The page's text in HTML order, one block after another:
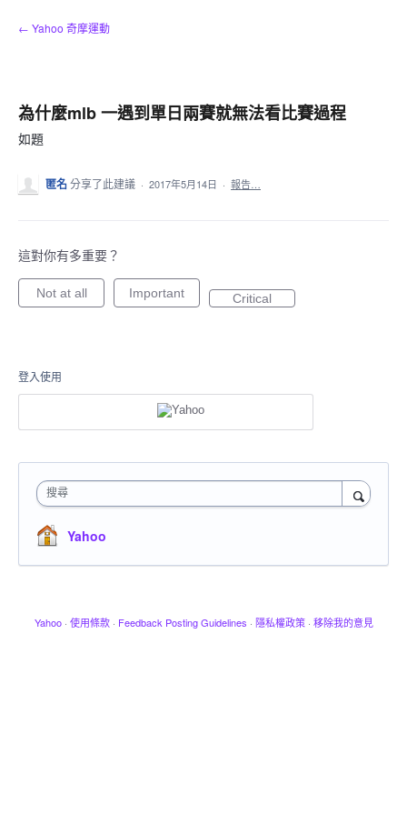
到
← Yahoo 奇摩運動
為什麼mlb 一遇到單日兩賽就無法看比賽過程
如題
匿名分享了此建議 · 2017年5月14日 · 報告…
這對你有多重要？
Not at all Important Critical
登入使用
搜尋
Yahoo
Yahoo · 使用條款 · Feedback Posting Guidelines · 隱私權政策 · 移除我的意見